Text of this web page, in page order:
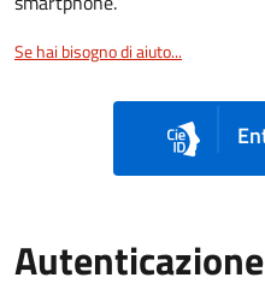
Se hai bisogno di aiuto...